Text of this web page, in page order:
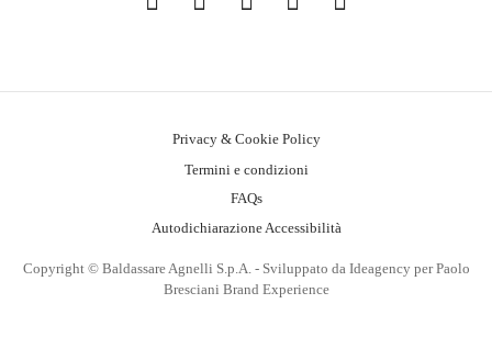
Privacy & Cookie Policy
Termini e condizioni
FAQs
Autodichiarazione Accessibilità
Copyright © Baldassare Agnelli S.p.A. - Sviluppato da Ideagency per Paolo
Bresciani Brand Experience